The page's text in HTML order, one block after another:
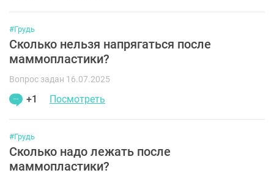
#Грудь
Сколько нельзя напрягаться после
маммопластики?
Вопрос задан 16.07.2025
+1 Посмотреть
#Грудь
Сколько надо лежать после
маммопластики?